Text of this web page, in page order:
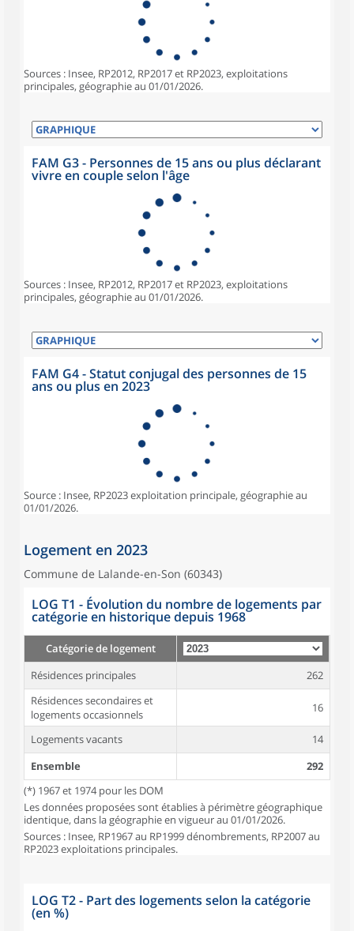
Sources : Insee, RP2012, RP2017 et RP2023, exploitations
principales, géographie au 01/01/2026.
FAM G3 - Personnes de 15 ans ou plus déclarant
vivre en couple selon l'âge
Sources : Insee, RP2012, RP2017 et RP2023, exploitations
principales, géographie au 01/01/2026.
FAM G4 - Statut conjugal des personnes de 15
ans ou plus en 2023
Source : Insee, RP2023 exploitation principale, géographie au
01/01/2026.
Logement en 2023
Commune de Lalande-en-Son (60343)
LOG T1 - Évolution du nombre de logements par
catégorie en historique depuis 1968
Catégorie de logement
Résidences principales
262
Résidences secondaires et
logements occasionnels
16
Logements vacants
14
Ensemble
292
(*) 1967 et 1974 pour les DOM
Les données proposées sont établies à périmètre géographique
identique, dans la géographie en vigueur au 01/01/2026.
Sources : Insee, RP1967 au RP1999 dénombrements, RP2007 au
RP2023 exploitations principales.
LOG T2 - Part des logements selon la catégorie
(en %)